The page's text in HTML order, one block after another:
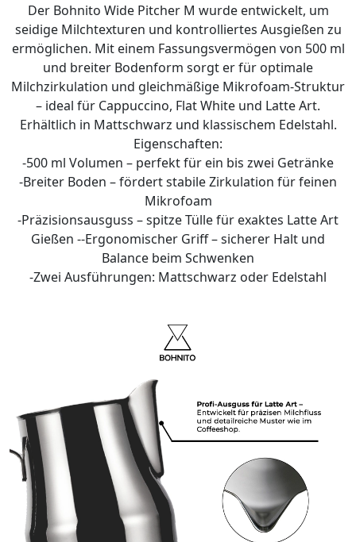
Der Bohnito Wide Pitcher M wurde entwickelt, um
seidige Milchtexturen und kontrolliertes Ausgießen zu
ermöglichen. Mit einem Fassungsvermögen von 500 ml
und breiter Bodenform sorgt er für optimale
Milchzirkulation und gleichmäßige Mikrofoam-Struktur
– ideal für Cappuccino, Flat White und Latte Art.
Erhältlich in Mattschwarz und klassischem Edelstahl.
Eigenschaften:
-500 ml Volumen – perfekt für ein bis zwei Getränke
-Breiter Boden – fördert stabile Zirkulation für feinen
Mikrofoam
-Präzisionsausguss – spitze Tülle für exaktes Latte Art
Gießen --Ergonomischer Griff – sicherer Halt und
Balance beim Schwenken
-Zwei Ausführungen: Mattschwarz oder Edelstahl